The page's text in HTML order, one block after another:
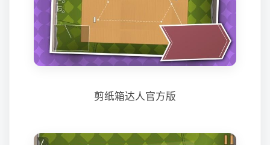
剪纸箱达人官方版